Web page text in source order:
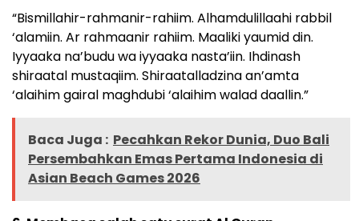
“Bismillahir-rahmanir-rahiim. Alhamdulillaahi rabbil
‘alamiin. Ar rahmaanir rahiim. Maaliki yaumid din.
Iyyaaka na’budu wa iyyaaka nasta’iin. Ihdinash
shiraatal mustaqiim. Shiraatalladzina an’amta
‘alaihim gairal maghdubi ‘alaihim walad daallin.”
Baca Juga : Pecahkan Rekor Dunia, Duo Bali
Persembahkan Emas Pertama Indonesia di
Asian Beach Games 2026